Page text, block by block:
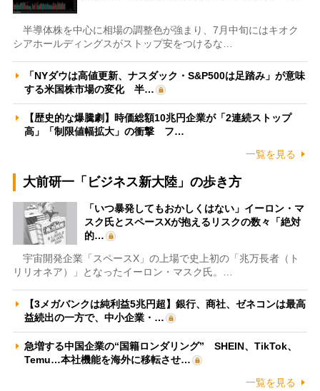
半導体株を中心に相場の調整色が強まり、7月中旬にはキオク
シアホールディングスがストップ安をつけるな…
「NYダウは高値更新、ナスダック・S&P500は足踏み」が意味
する米国株市場の変化 半…
【歴史的な爆騰劇】時価総額10兆円企業が「2連続ストップ
高」「制限値幅拡大」の衝撃 フ…
一覧を見る
大前研一「ビジネス新大陸」の歩き方
「いつ暴発してもおかしくはない」イーロン・マ
スク氏とスペースXが抱えるリスクの数々「絶対
的…
宇宙開発企業「スペースX」の上場で史上初の「兆万長者（ト
リリオネア）」となったイーロン・マスク氏。…
【3メガバンクは純利益5兆円超】銀行、商社、ゼネコンは最高
益続出の一方で、中小企業・…
急増する中国企業の“国籍ロンダリング” SHEIN、TikTok、
Temu…本社機能を海外に移転させ…
一覧を見る